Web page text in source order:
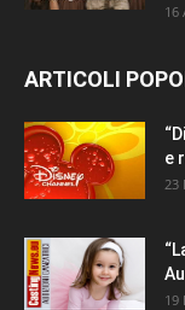
16
ARTICOLI
e
23
19